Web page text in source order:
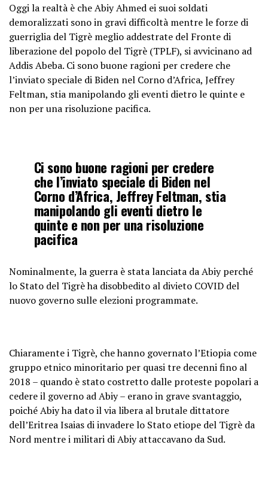
Oggi la realtà è che Abiy Ahmed ei suoi soldati
demoralizzati sono in gravi difficoltà mentre le forze di
guerriglia del Tigrè meglio addestrate del Fronte di
liberazione del popolo del Tigrè (TPLF), si avvicinano ad
Addis Abeba. Ci sono buone ragioni per credere che
l’inviato speciale di Biden nel Corno d’Africa, Jeffrey
Feltman, stia manipolando gli eventi dietro le quinte e
non per una risoluzione pacifica.
Ci sono buone ragioni per credere
che l’inviato speciale di Biden nel
Corno d’Africa, Jeffrey Feltman, stia
manipolando gli eventi dietro le
quinte e non per una risoluzione
pacifica
Nominalmente, la guerra è stata lanciata da Abiy perché
lo Stato del Tigrè ha disobbedito al divieto COVID del
nuovo governo sulle elezioni programmate.
Chiaramente i Tigrè, che hanno governato l’Etiopia come
gruppo etnico minoritario per quasi tre decenni fino al
2018 – quando è stato costretto dalle proteste popolari a
cedere il governo ad Abiy – erano in grave svantaggio,
poiché Abiy ha dato il via libera al brutale dittatore
dell’Eritrea Isaias di invadere lo Stato etiope del Tigrè da
Nord mentre i militari di Abiy attaccavano da Sud.